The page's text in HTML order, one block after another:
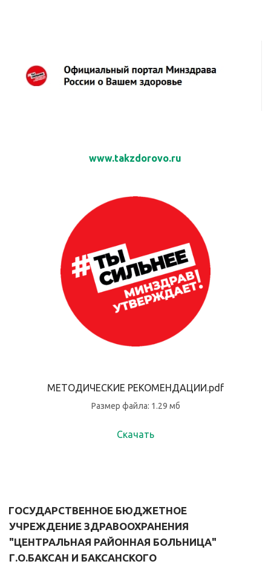
www.takzdorovo.ru
МЕТОДИЧЕСКИЕ РЕКОМЕНДАЦИИ.pdf
Размер файла: 1.29 мб
Скачать
ГОСУДАРСТВЕННОЕ БЮДЖЕТНОЕ
УЧРЕЖДЕНИЕ ЗДРАВООХРАНЕНИЯ
"ЦЕНТРАЛЬНАЯ РАЙОННАЯ БОЛЬНИЦА"
Г.О.БАКСАН И БАКСАНСКОГО